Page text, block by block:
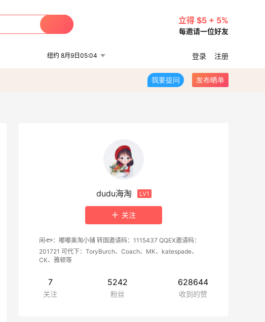
立得 $5 + 5%
每邀请一位好友
纽约 8月9日05:04 登录 注册
我要提问 发布晒单
dudu海淘 LV1
关注
闲🐟：嘟嘟美淘小铺 转国邀请码：1115437 QQEX邀请码：
201721 可代下：ToryBurch、Coach、MK、katespade、
CK、雅顿等
7
关注
5242
粉丝
628644
收到的赞